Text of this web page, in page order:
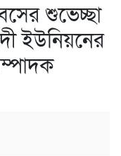
শুভেচ্ছা
ইউনিয়নের